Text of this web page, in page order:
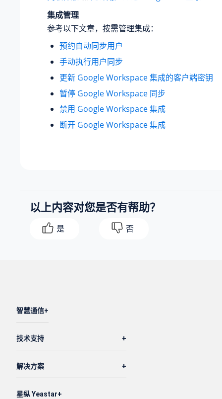
集成管理
参考以下文章，按需管理集成：
预约自动同步用户
手动执行用户同步
更新 Google Workspace 集成的客户端密钥
暂停 Google Workspace 同步
禁用 Google Workspace 集成
断开 Google Workspace 集成
以上内容对您是否有帮助？
是 否
智慧通信
技术支持
解决方案
星纵 Yeastar